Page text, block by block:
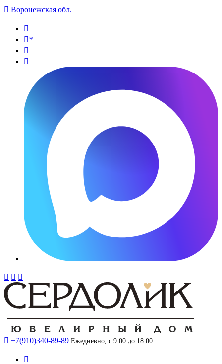
 Воронежская обл.

*


  
 +7(910)340-89-89 Ежедневно, с 9:00 до 18:00
